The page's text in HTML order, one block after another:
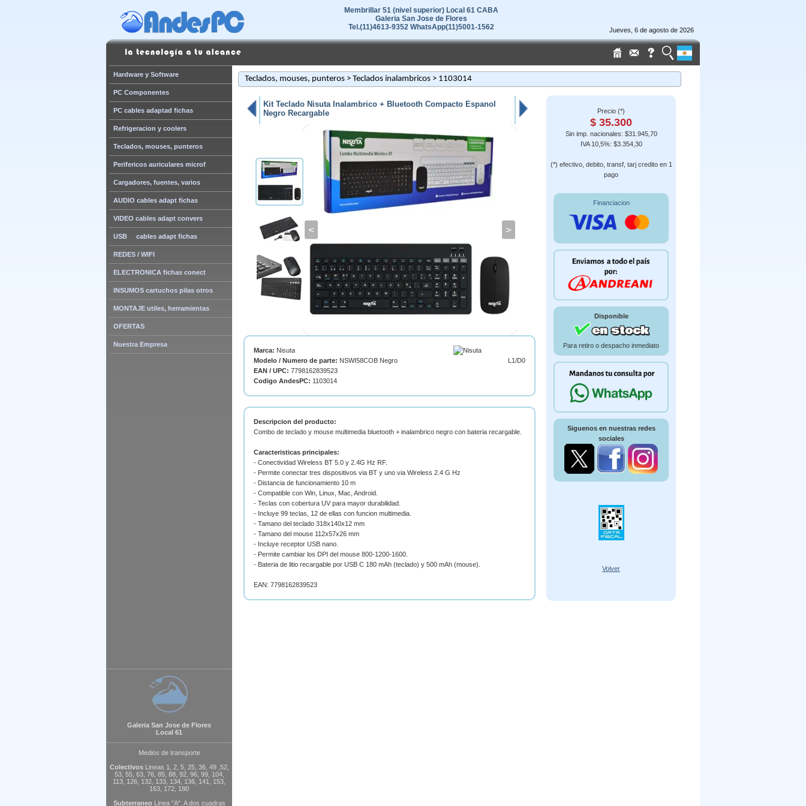
Jueves, 6 de agosto de 2026
Membrillar 51 (nivel superior) Local 61 CABA
Galeria San Jose de Flores
Tel.(11)4613-9352 WhatsApp(11)5001-1562
Hardware y Software
PC Componentes
PC cables adaptad fichas
Refrigeracion y coolers
Teclados, mouses, punteros
Perifericos auriculares microf
Cargadores, fuentes, varios
AUDIO cables adapt fichas
VIDEO cables adapt convers
USB cables adapt fichas
REDES / WIFI
ELECTRONICA fichas conect
INSUMOS cartuchos pilas otros
MONTAJE utiles, herramientas
OFERTAS
Nuestra Empresa
Galeria San Jose de Flores
Local 61
Medios de transporte
ColectivosLineas 1, 2, 5, 25, 36, 49 ,52,
53, 55, 63, 76, 85, 88, 92, 96, 99, 104,
113, 126, 132, 133, 134, 136, 141, 153,
163, 172, 180
Subterraneo Linea "A". A dos cuadras
Teclados, mouses, punteros > Teclados inalambricos > 1103014
Kit Teclado Nisuta Inalambrico + Bluetooth Compacto Espanol
Negro Recargable
< >
L1/D0
Marca: Nisuta
Modelo / Numero de parte: NSWI58COB Negro
EAN / UPC: 7798162839523
Codigo AndesPC: 1103014
Descripcion del producto:
Combo de teclado y mouse multimedia bluetooth + inalambrico negro con bateria recargable.
Caracteristicas principales:
- Conectividad Wireless BT 5.0 y 2.4G Hz RF.
- Permite conectar tres dispositivos via BT y uno via Wireless 2.4 G Hz
- Distancia de funcionamiento 10 m
- Compatible con Win, Linux, Mac, Android.
- Teclas con cobertura UV para mayor durabilidad.
- Incluye 99 teclas, 12 de ellas con funcion multimedia.
- Tamano del teclado 318x140x12 mm
- Tamano del mouse 112x57x26 mm
- Incluye receptor USB nano.
- Permite cambiar los DPI del mouse 800-1200-1600.
- Bateria de litio recargable por USB C 180 mAh (teclado) y 500 mAh (mouse).
EAN: 7798162839523
Precio (*)
$ 35.300
Sin imp. nacionales: $31.945,70
IVA 10,5%: $3.354,30
(*) efectivo, debito, transf, tarj credito en 1
pago
Financiacion
Disponible
Para retiro o despacho inmediato
Siguenos en nuestras redes
sociales
Volver